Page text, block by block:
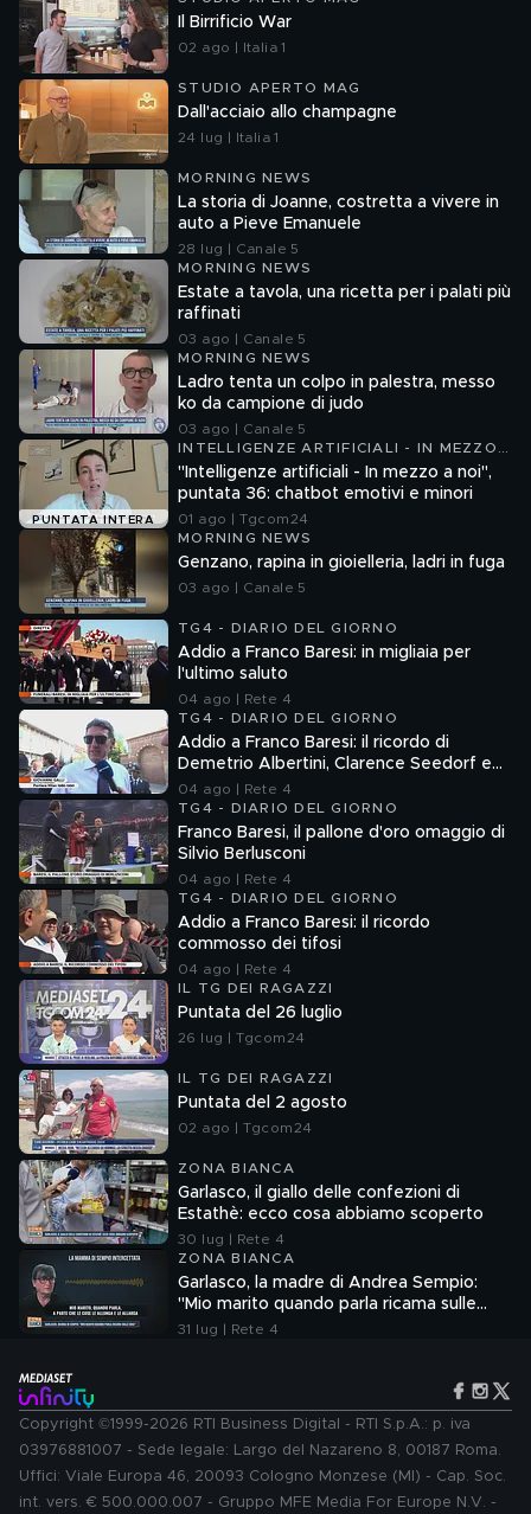
Il Birrificio War
02 ago | Italia 1
STUDIO APERTO MAG
Dall'acciaio allo champagne
24 lug | Italia 1
MORNING NEWS
La storia di Joanne, costretta a vivere in
auto a Pieve Emanuele
28 lug | Canale 5
MORNING NEWS
Estate a tavola, una ricetta per i palati più
raffinati
03 ago | Canale 5
MORNING NEWS
Ladro tenta un colpo in palestra, messo
ko da campione di judo
03 ago | Canale 5
PUNTATA INTERA
INTELLIGENZE ARTIFICIALI - IN MEZZO
A NOI
"Intelligenze artificiali - In mezzo a noi",
puntata 36: chatbot emotivi e minori
01 ago | Tgcom24
MORNING NEWS
Genzano, rapina in gioielleria, ladri in fuga
03 ago | Canale 5
TG4 - DIARIO DEL GIORNO
Addio a Franco Baresi: in migliaia per
l'ultimo saluto
04 ago | Rete 4
TG4 - DIARIO DEL GIORNO
Addio a Franco Baresi: il ricordo di
Demetrio Albertini, Clarence Seedorf e
Giovanni Galli
04 ago | Rete 4
TG4 - DIARIO DEL GIORNO
Franco Baresi, il pallone d'oro omaggio di
Silvio Berlusconi
04 ago | Rete 4
TG4 - DIARIO DEL GIORNO
Addio a Franco Baresi: il ricordo
commosso dei tifosi
04 ago | Rete 4
IL TG DEI RAGAZZI
Puntata del 26 luglio
26 lug | Tgcom24
IL TG DEI RAGAZZI
Puntata del 2 agosto
02 ago | Tgcom24
ZONA BIANCA
Garlasco, il giallo delle confezioni di
Estathè: ecco cosa abbiamo scoperto
30 lug | Rete 4
ZONA BIANCA
Garlasco, la madre di Andrea Sempio:
"Mio marito quando parla ricama sulle
cose"
31 lug | Rete 4
Copyright ©1999-2026 RTI Business Digital - RTI S.p.A.: p. iva
03976881007 - Sede legale: Largo del Nazareno 8, 00187 Roma.
Uffici: Viale Europa 46, 20093 Cologno Monzese (MI) - Cap. Soc.
int. vers. € 500.000.007 - Gruppo MFE Media For Europe N.V. -